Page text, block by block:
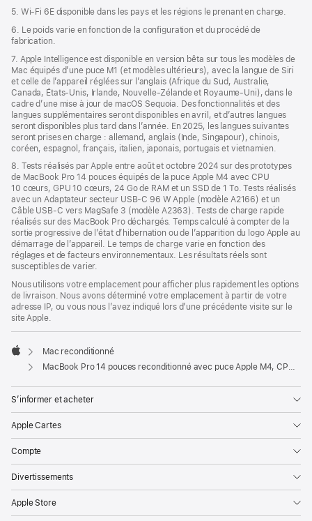
5. Wi-Fi 6E disponible dans les pays et les régions le prenant en charge.
6. Le poids varie en fonction de la configuration et du procédé de
fabrication.
7. Apple Intelligence est disponible en version bêta sur tous les modèles de
Mac équipés d’une puce M1 (et modèles ultérieurs), avec la langue de Siri
et celle de l’appareil réglées sur l’anglais (Afrique du Sud, Australie,
Canada, États-Unis, Irlande, Nouvelle-Zélande et Royaume-Uni), dans le
cadre d’une mise à jour de macOS Sequoia. Des fonctionnalités et des
langues supplémentaires seront disponibles en avril, et d’autres langues
seront disponibles plus tard dans l’année. En 2025, les langues suivantes
seront prises en charge : allemand, anglais (Inde, Singapour), chinois,
coréen, espagnol, français, italien, japonais, portugais et vietnamien.
8. Tests réalisés par Apple entre août et octobre 2024 sur des prototypes
de MacBook Pro 14 pouces équipés de la puce Apple M4 avec CPU
10 cœurs, GPU 10 cœurs, 24 Go de RAM et un SSD de 1 To. Tests réalisés
avec un Adaptateur secteur USB-C 96 W Apple (modèle A2166) et un
Câble USB-C vers MagSafe 3 (modèle A2363). Tests de charge rapide
réalisés sur des MacBook Pro déchargés. Temps calculé à compter de la
sortie progressive de l’état d’hibernation ou de l’apparition du logo Apple au
démarrage de l’appareil. Le temps de charge varie en fonction des
réglages et de facteurs environnementaux. Les résultats réels sont
susceptibles de varier.
Nous utilisons votre emplacement pour afficher plus rapidement les options
de livraison. Nous avons déterminé votre emplacement à partir de votre
adresse IP, ou vous nous l’avez indiqué lors d’une précédente visite sur le
site Apple.
Apple
Mac reconditionné
MacBook Pro 14 pouces reconditionné avec puce Apple M4, CPU 10 cœurs et GPU 10 cœurs - Argent
S’informer et acheter
Apple Cartes
Compte
Divertissements
Apple Store